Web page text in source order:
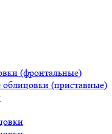
(фронтальные)
(приставные)